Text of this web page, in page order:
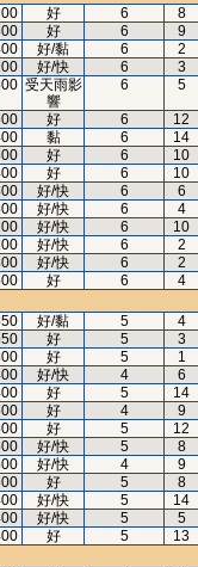
好 6
8
好 6
9
好/黏 6
2
好/快 6
3
受天雨影
響
6 5
好 6
12
黏 6
14
好 6
10
好 6
10
好/快 6
6
好/快 6
4
好/快 6
10
好/快 6
2
好/快 6
2
好 6
4
好/黏 5
4
好 5
3
好 5
1
好/快 4
6
好 5
14
好 4
9
好 5
12
好/快 5
8
好/快 4
9
好 5
8
好/快 5
14
好/快 5
5
好 5
13